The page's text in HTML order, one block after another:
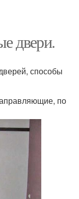
двери.
способы
по